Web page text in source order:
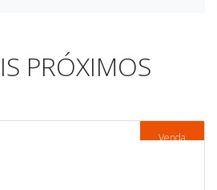
PRÓXIMOS
Venda